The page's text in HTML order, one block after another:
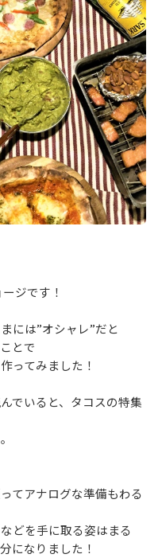
ジです！
には”オシャレ”だと
とで
ってみました！
でいると、タコスの特集
てアナログな準備もわる
どを手に取る姿はまる
になりました！